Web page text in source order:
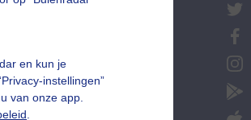
en kun je
instellingen”
van onze app.
Bilt